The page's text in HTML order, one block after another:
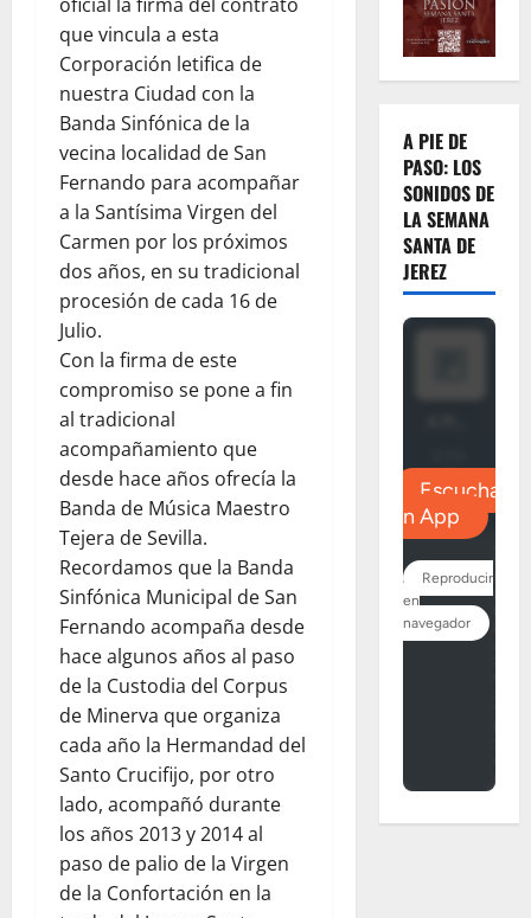
que vincula a esta
Corporación letifica de
nuestra Ciudad con la
Banda Sinfónica de la
vecina localidad de San
Fernando para acompañar
a la Santísima Virgen del
Carmen por los próximos
dos años, en su tradicional
procesión de cada 16 de
Julio.
Con la firma de este
compromiso se pone a fin
al tradicional
acompañamiento que
desde hace años ofrecía la
Banda de Música Maestro
Tejera de Sevilla.
Recordamos que la Banda
Sinfónica Municipal de San
Fernando acompaña desde
hace algunos años al paso
de la Custodia del Corpus
de Minerva que organiza
cada año la Hermandad del
Santo Crucifijo, por otro
lado, acompañó durante
los años 2013 y 2014 al
paso de palio de la Virgen
de la Confortación en la
A PIE DE
PASO: LOS
SONIDOS DE
LA SEMANA
SANTA DE
JEREZ